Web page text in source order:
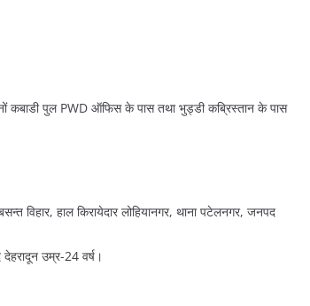
कबाडी पुल PWD ऑफिस के पास तथा भुड्डी कब्रिस्तान के पास
विहार, हाल किरायेदार लोहियानगर, थाना पटेलनगर, जनपद
उम्र-24 वर्ष।